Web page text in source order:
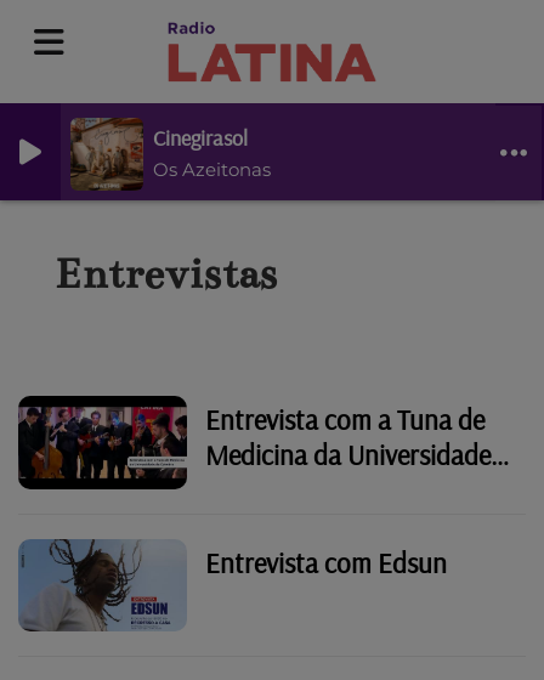
Cinegirasol
Os Azeitonas
Entrevistas
Entrevista com a Tuna de
Medicina da Universidade
Entrevista com Edsun